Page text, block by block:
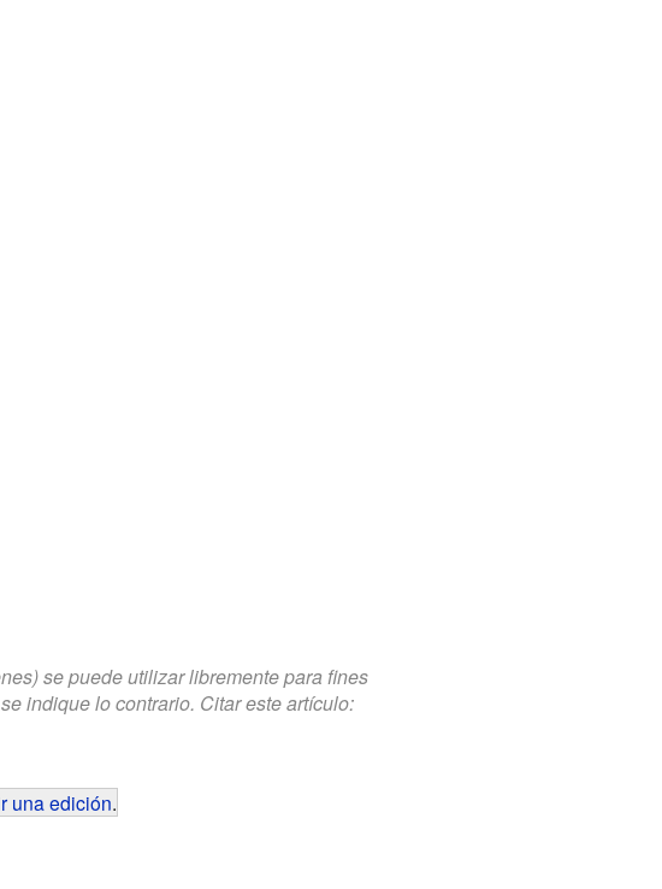
se puede utilizar libremente para fines
indique lo contrario. Citar este artículo:
una edición.